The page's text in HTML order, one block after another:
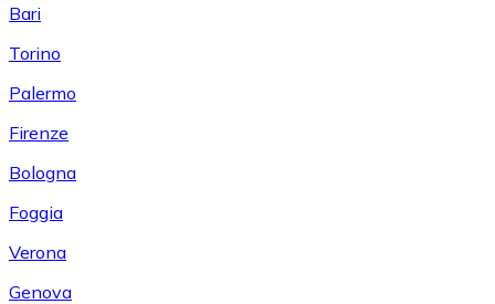
Bari
Torino
Palermo
Firenze
Bologna
Foggia
Verona
Genova